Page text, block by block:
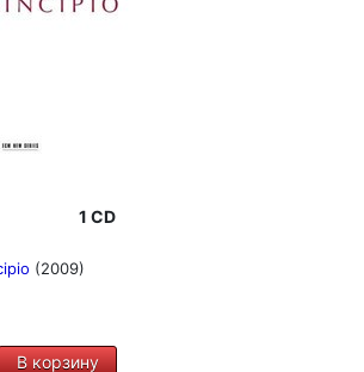
1 CD
(2009)
В корзину